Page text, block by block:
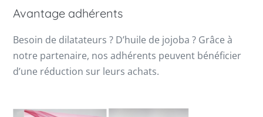
Avantage adhérents
Besoin de dilatateurs ? D’huile de jojoba ? Grâce à
notre partenaire, nos adhérents peuvent bénéficier
d’une réduction sur leurs achats.